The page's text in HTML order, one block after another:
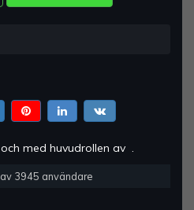
och med huvudrollen av .
av 3945 användare